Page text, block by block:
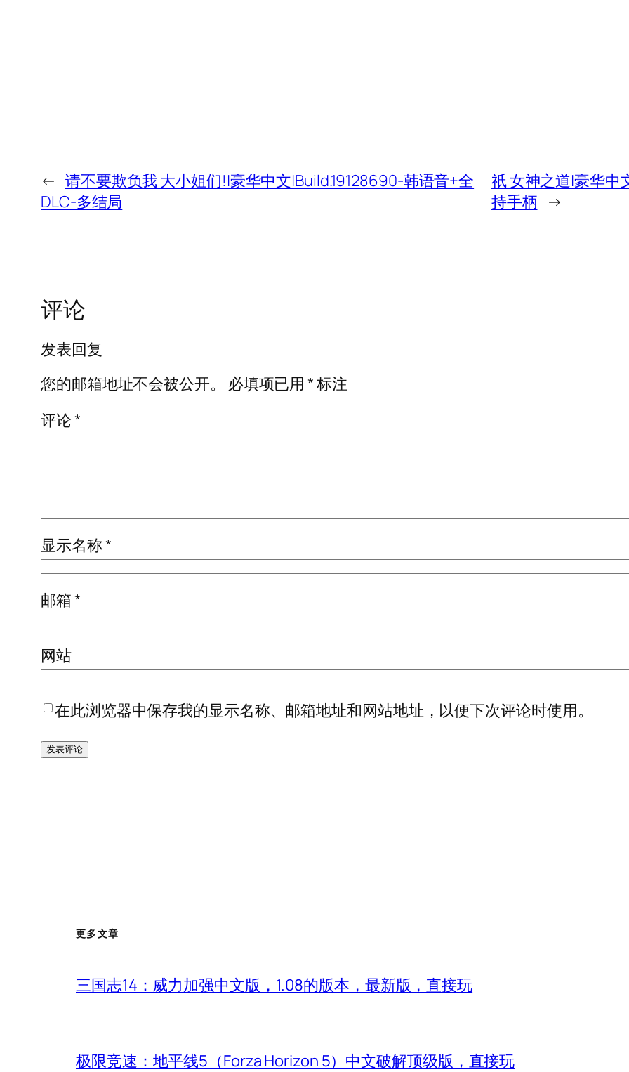
← 请不要欺负我 大小姐们!|豪华中文|Build.19128690-韩语音+全
DLC-多结局
祇 女神之道|豪华中
持手柄 →
评论
发表回复
您的邮箱地址不会被公开。
必填项已用*标注
评论*
显示名称*
邮箱*
网站
在此浏览器中保存我的显示名称、邮箱地址和网站地址，以便下次评论时使用。
更多文章
三国志14：威力加强中文版，1.08的版本，最新版，直接玩
极限竞速：地平线5（Forza Horizon 5）中文破解顶级版，直接玩